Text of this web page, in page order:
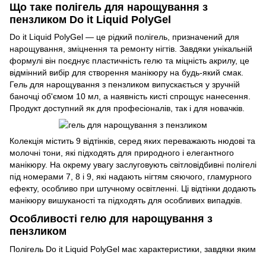
Що таке полігель для нарощування з
пензликом Do it Liquid PolyGel
Do it Liquid PolyGel — це рідкий полігель, призначений для
нарощування, зміцнення та ремонту нігтів. Завдяки унікальній
формулі він поєднує пластичність гелю та міцність акрилу, це
відмінний вибір для створення манікюру на будь-який смак.
Гель для нарощування з пензликом випускається у зручній
баночці об'ємом 10 мл, а наявність кисті спрощує нанесення.
Продукт доступний як для професіоналів, так і для новачків.
Колекція містить 9 відтінків, серед яких переважають нюдові та
молочні тони, які підходять для природного і елегантного
манікюру. На окрему увагу заслуговують світловідбивні полігелі
під номерами 7, 8 і 9, які надають нігтям сяючого, гламурного
ефекту, особливо при штучному освітленні. Ці відтінки додають
манікюру вишуканості та підходять для особливих випадків.
Особливості гелю для нарощування з
пензликом
Полігель Do it Liquid PolyGel має характеристики, завдяки яким